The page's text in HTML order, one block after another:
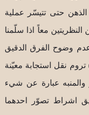
حتى تتيسّر عملية
معاً اذا سلّمنا
عدم وضوح الفرق الدقيق
نقل استجابة معيّنة
عبارة عن شيء
اشراط تصوّر احدهما